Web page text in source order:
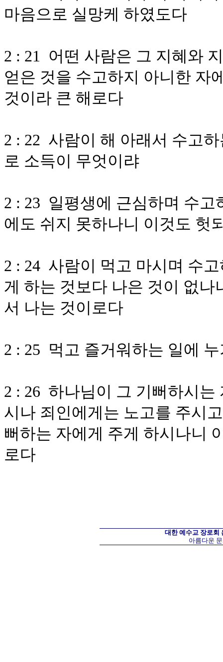
마음으로 실망케 하였도다
2 : 21 어떤 사람은 그 지혜와
얻은 것을 수고하지 아니한 자
것이라 큰 해로다
2 : 22 사람이 해 아래서 수고
로 소득이 무엇이랴
2 : 23 일평생에 근심하며 수
에도 쉬지 못하나니 이것도 헛
2 : 24 사람이 먹고 마시며 수
게 하는 것보다 나은 것이 없
서 나는 것이로다
2 : 25 먹고 즐거워하는 일에
2 : 26 하나님이 그 기뻐하시
시나 죄인에게는 노고를 주시
뻐하는 자에게 주게 하시나니
로다
대한 예수교 장로회
아름다운